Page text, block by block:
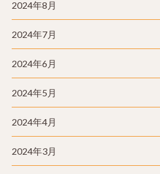
2024年8月
2024年7月
2024年6月
2024年5月
2024年4月
2024年3月